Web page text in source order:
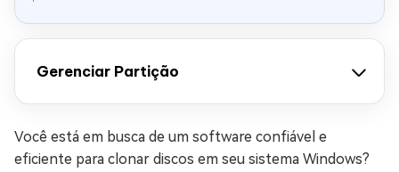
Gerenciar Partição
Você está em busca de um software confiável e
eficiente para clonar discos em seu sistema Windows?